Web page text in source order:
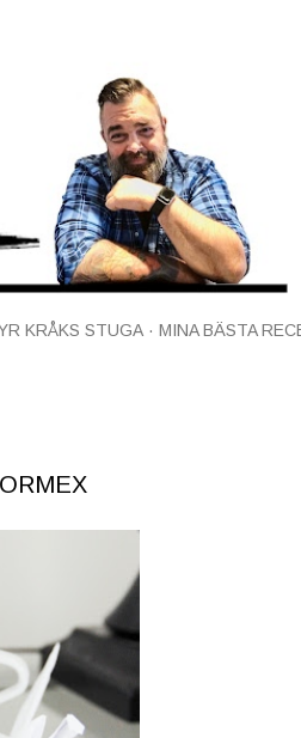
KRÅKS STUGA MINA BÄSTA